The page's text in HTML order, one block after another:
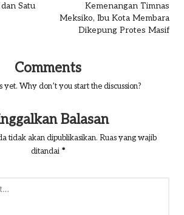
Satu
Kemenangan Timnas
Meksiko, Ibu Kota Membara
Dikepung Protes Masif
Comments
yet. Why don’t you start the discussion?
Balasan
tidak akan dipublikasikan. Ruas yang wajib
ditandai *